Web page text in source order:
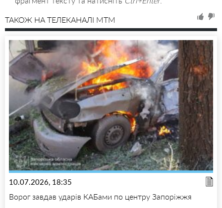
ТАКОЖ НА ТЕЛЕКАНАЛІ MTM
10.07.2026, 18:35
Ворог завдав ударів КАБами по центру Запоріжжя